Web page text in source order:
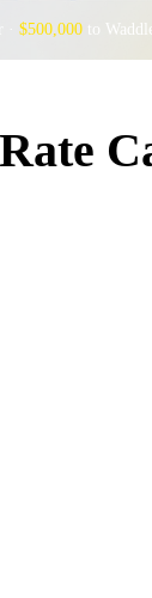
$500,000to